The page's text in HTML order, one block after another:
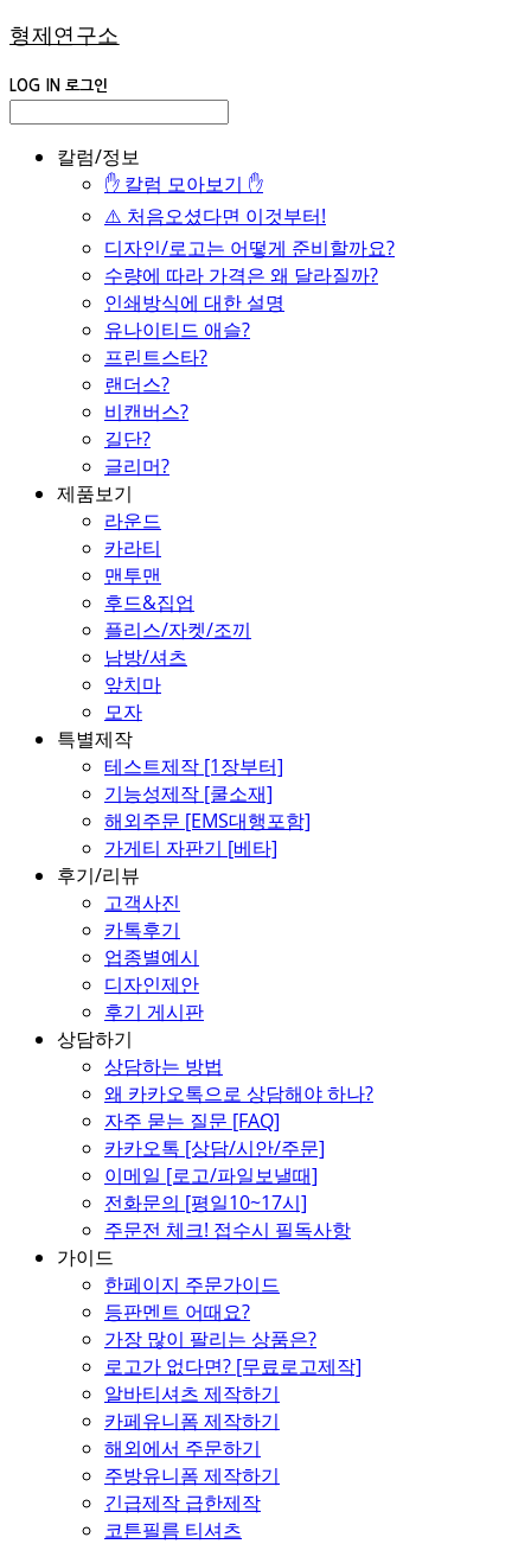
형제연구소
LOG IN 로그인
칼럼/정보
✋ 칼럼 모아보기 ✋
⚠️ 처음오셨다면 이것부터!
디자인/로고는 어떻게 준비할까요?
수량에 따라 가격은 왜 달라질까?
인쇄방식에 대한 설명
유나이티드 애슬?
프린트스타?
랜더스?
비캔버스?
길단?
글리머?
제품보기
라운드
카라티
맨투맨
후드&집업
플리스/자켓/조끼
남방/셔츠
앞치마
모자
특별제작
테스트제작 [1장부터]
기능성제작 [쿨소재]
해외주문 [EMS대행포함]
가게티 자판기 [베타]
후기/리뷰
고객사진
카톡후기
업종별예시
디자인제안
후기 게시판
상담하기
상담하는 방법
왜 카카오톡으로 상담해야 하나?
자주 묻는 질문 [FAQ]
카카오톡 [상담/시안/주문]
이메일 [로고/파일보낼때]
전화문의 [평일10~17시]
주문전 체크! 접수시 필독사항
가이드
한페이지 주문가이드
등판멘트 어때요?
가장 많이 팔리는 상품은?
로고가 없다면? [무료로고제작]
알바티셔츠 제작하기
카페유니폼 제작하기
해외에서 주문하기
주방유니폼 제작하기
긴급제작 급한제작
코튼필름 티셔츠